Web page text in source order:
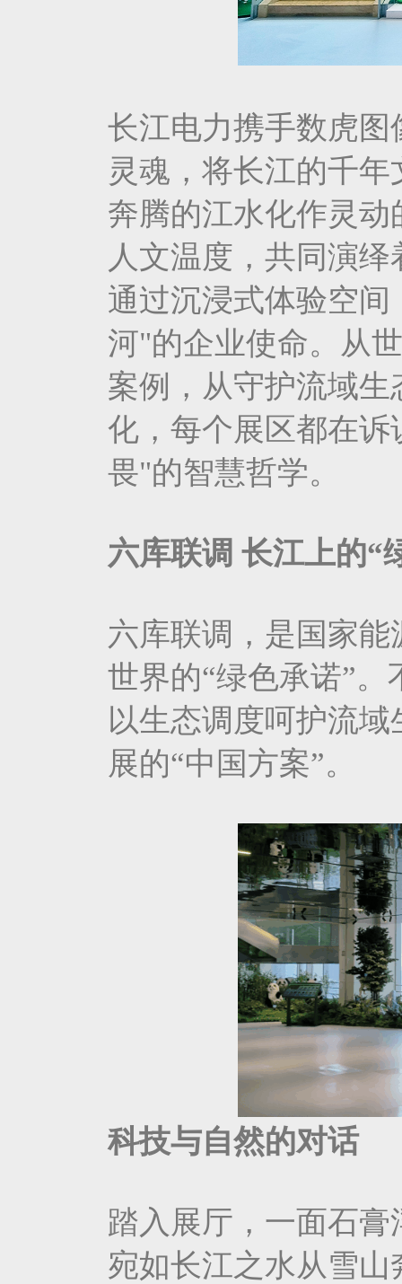
长江电力携手数虎
灵魂，将长江的千
奔腾的江水化作灵
人文温度，共同演
通过沉浸式体验空
河"的企业使命。从
案例，从守护流域
化，每个展区都在
畏"的智慧哲学。
六库联调 长江上的
六库联调，是国家
世界的“绿色承诺”
以生态调度呵护流
展的“中国方案”。
科技与自然的对话
踏入展厅，一面石
宛如长江之水从雪